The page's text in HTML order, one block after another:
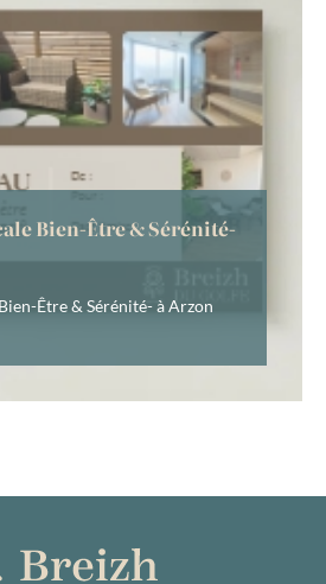
Bien-Être & Sérénité-
Être & Sérénité- à Arzon